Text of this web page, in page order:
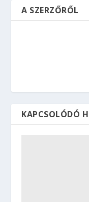
A SZERZŐRŐL
KAPCSOLÓDÓ